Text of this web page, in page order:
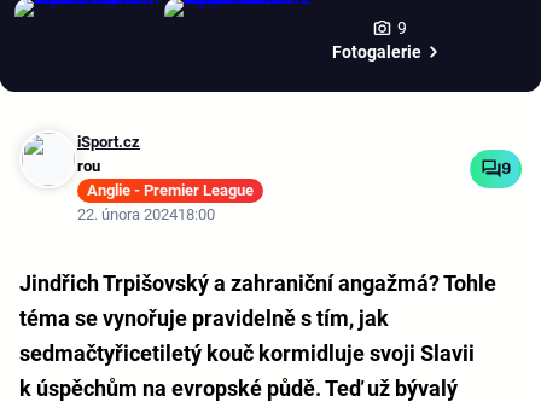
9
Fotogalerie
iSport.cz
rou
Anglie - Premier League
22. února 202418:00
9
Jindřich Trpišovský a zahraniční angažmá? Tohle
téma se vynořuje pravidelně s tím, jak
sedmačtyřicetiletý kouč kormidluje svoji Slavii
k úspěchům na evropské půdě. Teď už bývalý